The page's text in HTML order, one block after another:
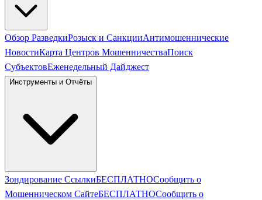
Обзор РазведкиРозыск и СанкцииАнтимошеннические
НовостиКарта Центров МошенничестваПоиск
СубъектовЕженедельный Дайджест
Инструменты и Отчёты
Зондирование СсылкиБЕСПЛАТНОСообщить о
Мошенническом СайтеБЕСПЛАТНОСообщить о